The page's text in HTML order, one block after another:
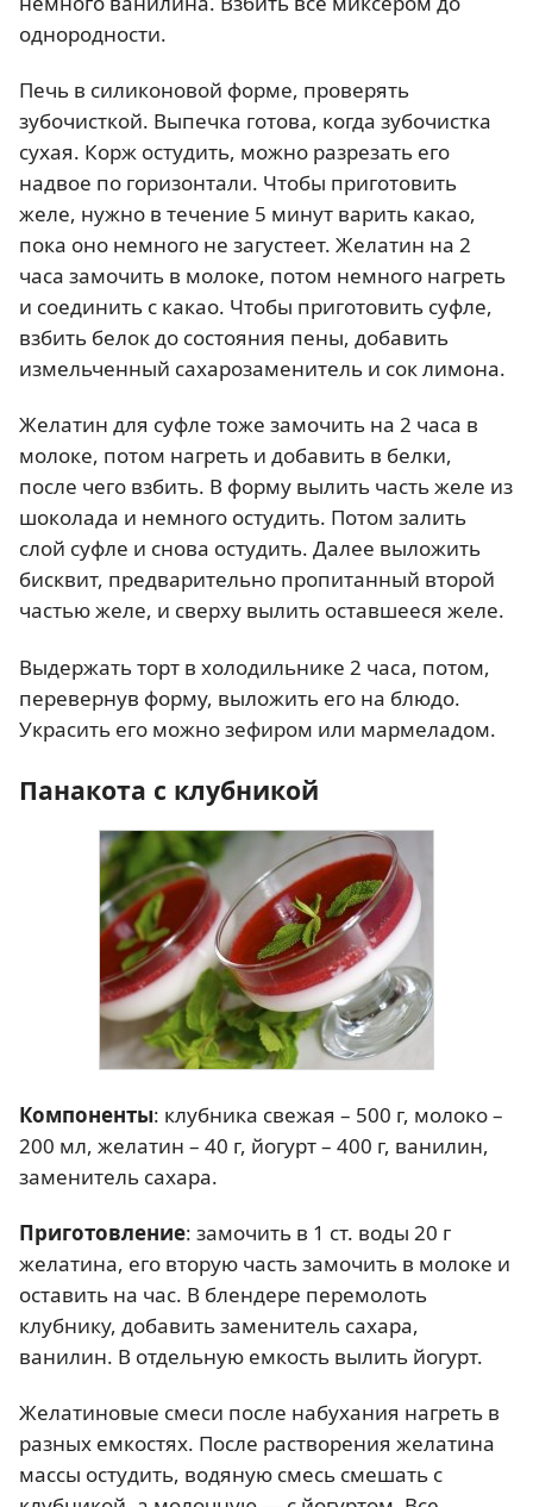
однородности.
Печь в силиконовой форме, проверять
зубочисткой. Выпечка готова, когда зубочистка
сухая. Корж остудить, можно разрезать его
надвое по горизонтали. Чтобы приготовить
желе, нужно в течение 5 минут варить какао,
пока оно немного не загустеет. Желатин на 2
часа замочить в молоке, потом немного нагреть
и соединить с какао. Чтобы приготовить суфле,
взбить белок до состояния пены, добавить
измельченный сахарозаменитель и сок лимона.
Желатин для суфле тоже замочить на 2 часа в
молоке, потом нагреть и добавить в белки,
после чего взбить. В форму вылить часть желе из
шоколада и немного остудить. Потом залить
слой суфле и снова остудить. Далее выложить
бисквит, предварительно пропитанный второй
частью желе, и сверху вылить оставшееся желе.
Выдержать торт в холодильнике 2 часа, потом,
перевернув форму, выложить его на блюдо.
Украсить его можно зефиром или мармеладом.
Панакота с клубникой
Компоненты: клубника свежая – 500 г, молоко –
200 мл, желатин – 40 г, йогурт – 400 г, ванилин,
заменитель сахара.
Приготовление: замочить в 1 ст. воды 20 г
желатина, его вторую часть замочить в молоке и
оставить на час. В блендере перемолоть
клубнику, добавить заменитель сахара,
ванилин. В отдельную емкость вылить йогурт.
Желатиновые смеси после набухания нагреть в
разных емкостях. После растворения желатина
массы остудить, водяную смесь смешать с